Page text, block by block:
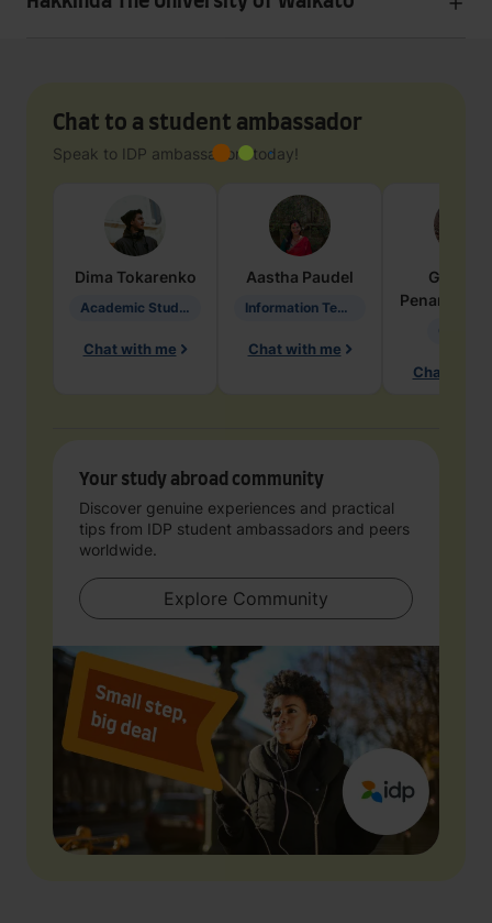
Chat to a student ambassador
Speak to IDP ambassadors today!
Dima Tokarenko
Academic Studies in Education
Chat with me
Aastha Paudel
Information Technology
Chat with me
Penarete
Chat with
Your study abroad community
Discover genuine experiences and practical
tips from IDP student ambassadors and peers
worldwide.
Explore Community